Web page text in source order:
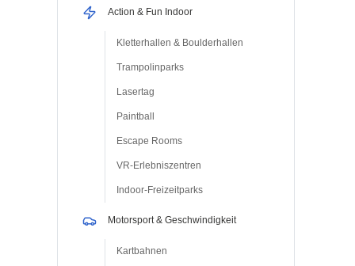
Action & Fun Indoor
Kletterhallen & Boulderhallen
Trampolinparks
Lasertag
Paintball
Escape Rooms
VR-Erlebniszentren
Indoor-Freizeitparks
Motorsport & Geschwindigkeit
Kartbahnen